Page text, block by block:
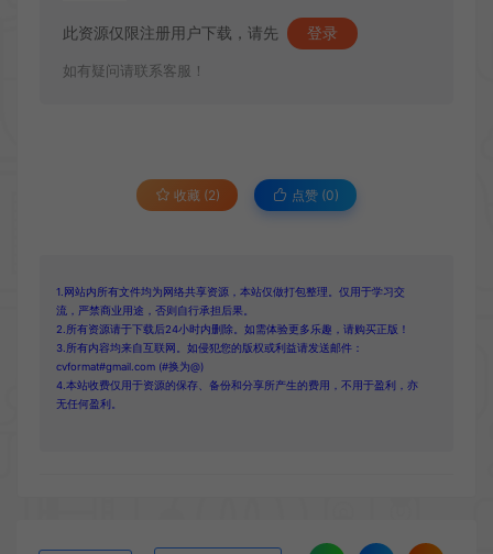
此资源仅限注册用户下载，请先 登录
如有疑问请联系客服！
收藏 (2) 点赞 (0)
1.网站内所有文件均为网络共享资源，本站仅做打包整理。仅用于学习交
流，严禁商业用途，否则自行承担后果。
2.所有资源请于下载后24小时内删除。如需体验更多乐趣，请购买正版！
3.所有内容均来自互联网。如侵犯您的版权或利益请发送邮件：
cvformat#gmail.com (#换为@)
4.本站收费仅用于资源的保存、备份和分享所产生的费用，不用于盈利，亦
无任何盈利。